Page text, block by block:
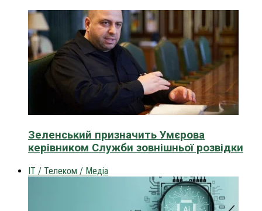
Зеленський призначить Умєрова
керівником Служби зовнішньої розвідки
IT / Телеком / Медіа